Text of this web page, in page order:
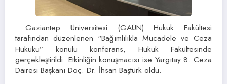
Gaziantep Üniversitesi (GAÜN) Hukuk Fakültesi
tarafından düzenlenen “Bağımlılıkla Mücadele ve Ceza
Hukuku” konulu konferans, Hukuk Fakültesinde
gerçekleştirildi. Etkinliğin konuşmacısı ise Yargıtay 8. Ceza
Dairesi Başkanı Doç. Dr. İhsan Baştürk oldu.